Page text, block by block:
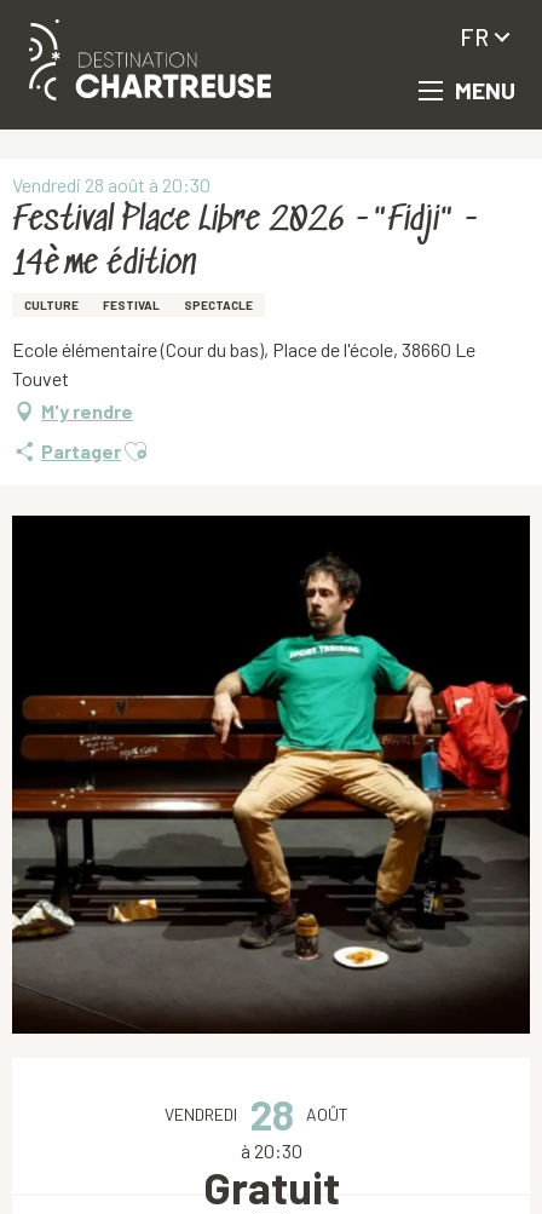
Aller
principal
MENU
FR
Vendredi 28 août à 20:30
Festival Place Libre 2026 -"Fidji" -
14ème édition
CULTURE FESTIVAL SPECTACLE
Ecole élémentaire (Cour du bas), Place de l'école, 38660 Le
Touvet
M'y rendre
PartagerAjouter aux favoris
VENDREDI 28 AOÛT
à 20:30
Gratuit